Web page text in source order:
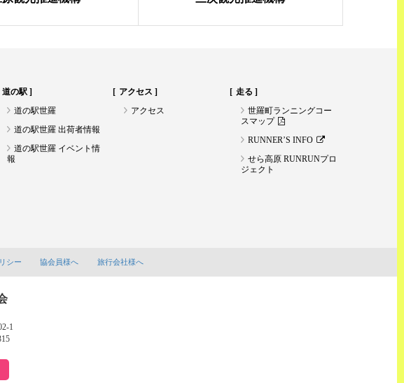
道の駅
道の駅世羅
道の駅世羅 出荷者情報
道の駅世羅 イベント情
報
アクセス
アクセス
走る
世羅町ランニングコー
スマップ
RUNNER’S INFO
せら高原 RUNRUNプロ
ジェクト
シー 協会員様へ 旅行会社様へ
1